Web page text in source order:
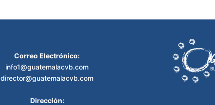
Correo Electrónico:
info1@guatemalacvb.com
director@guatemalacvb.com
Dirección: